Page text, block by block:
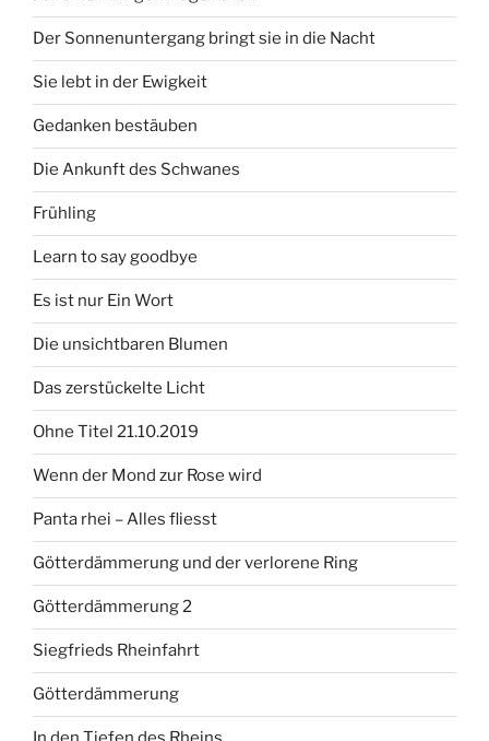
Der Sonnenuntergang bringt sie in die Nacht
Sie lebt in der Ewigkeit
Gedanken bestäuben
Die Ankunft des Schwanes
Frühling
Learn to say goodbye
Es ist nur Ein Wort
Die unsichtbaren Blumen
Das zerstückelte Licht
Ohne Titel 21.10.2019
Wenn der Mond zur Rose wird
Panta rhei – Alles fliesst
Götterdämmerung und der verlorene Ring
Götterdämmerung 2
Siegfrieds Rheinfahrt
Götterdämmerung